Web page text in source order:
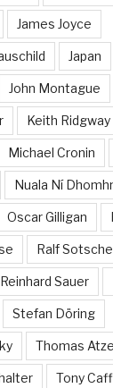
James Joyce
Japan
John Montague
Keith Ridgway
Michael Cronin
Nuala Ní
Oscar Gilligan
Ralf
Reinhard Sauer
Stefan Döring
Thomas
Tony